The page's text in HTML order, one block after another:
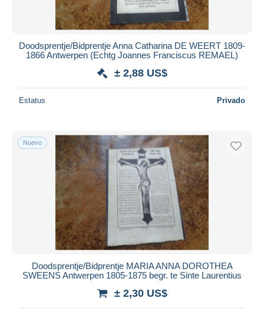
Doodsprentje/Bidprentje Anna Catharina DE WEERT 1809-
1866 Antwerpen (Echtg Joannes Franciscus REMAEL)
± 2,88 US$
Estatus Privado
Nuevo
Doodsprentje/Bidprentje MARIA ANNA DOROTHEA
SWEENS Antwerpen 1805-1875 begr. te Sinte Laurentius
± 2,30 US$